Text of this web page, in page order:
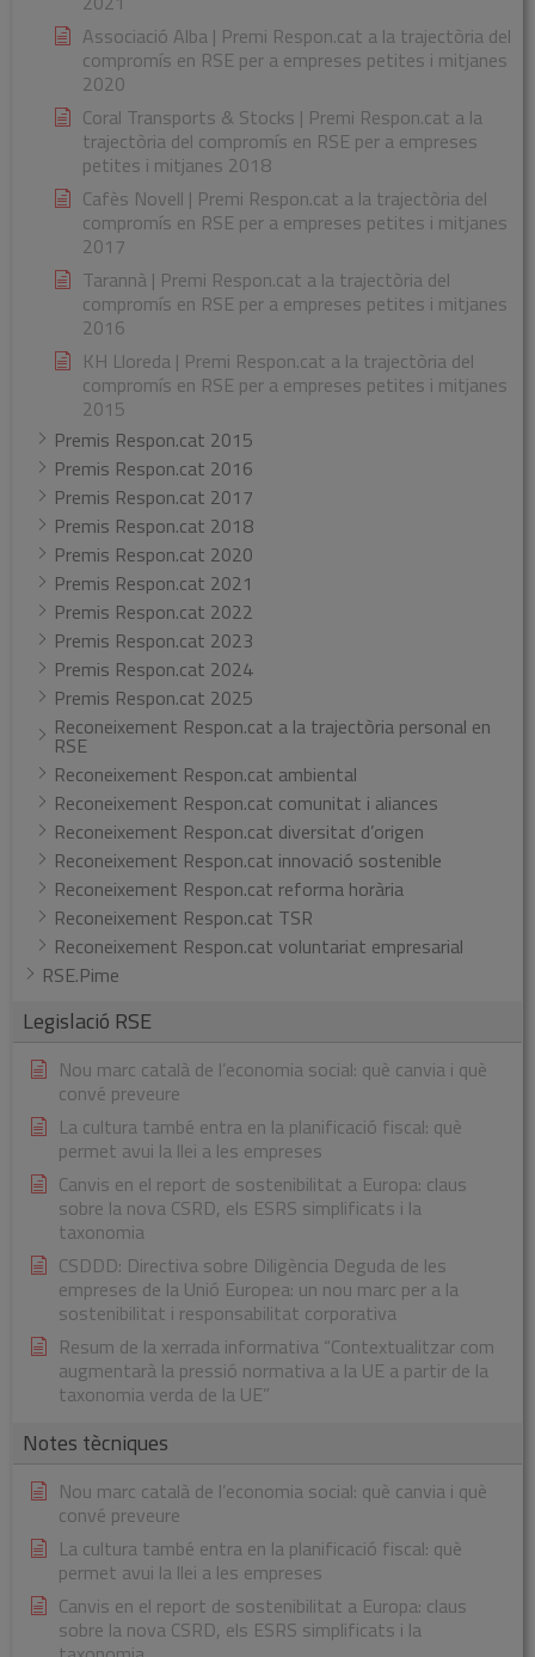
Associació Alba | Premi Respon.cat a la trajectòria del
compromís en RSE per a empreses petites i mitjanes
2020
Coral Transports & Stocks | Premi Respon.cat a la
trajectòria del compromís en RSE per a empreses
petites i mitjanes 2018
Cafès Novell | Premi Respon.cat a la trajectòria del
compromís en RSE per a empreses petites i mitjanes
2017
Tarannà | Premi Respon.cat a la trajectòria del
compromís en RSE per a empreses petites i mitjanes
2016
KH Lloreda | Premi Respon.cat a la trajectòria del
compromís en RSE per a empreses petites i mitjanes
2015
Premis Respon.cat 2015
Premis Respon.cat 2016
Premis Respon.cat 2017
Premis Respon.cat 2018
Premis Respon.cat 2020
Premis Respon.cat 2021
Premis Respon.cat 2022
Premis Respon.cat 2023
Premis Respon.cat 2024
Premis Respon.cat 2025
Reconeixement Respon.cat a la trajectòria personal en
RSE
Reconeixement Respon.cat ambiental
Reconeixement Respon.cat comunitat i aliances
Reconeixement Respon.cat diversitat d’origen
Reconeixement Respon.cat innovació sostenible
Reconeixement Respon.cat reforma horària
Reconeixement Respon.cat TSR
Reconeixement Respon.cat voluntariat empresarial
RSE.Pime
Legislació RSE
Nou marc català de l’economia social: què canvia i què
convé preveure
La cultura també entra en la planificació fiscal: què
permet avui la llei a les empreses
Canvis en el report de sostenibilitat a Europa: claus
sobre la nova CSRD, els ESRS simplificats i la
taxonomia
CSDDD: Directiva sobre Diligència Deguda de les
empreses de la Unió Europea: un nou marc per a la
sostenibilitat i responsabilitat corporativa
Resum de la xerrada informativa “Contextualitzar com
augmentarà la pressió normativa a la UE a partir de la
taxonomia verda de la UE”
Notes tècniques
Nou marc català de l’economia social: què canvia i què
convé preveure
La cultura també entra en la planificació fiscal: què
permet avui la llei a les empreses
Canvis en el report de sostenibilitat a Europa: claus
sobre la nova CSRD, els ESRS simplificats i la